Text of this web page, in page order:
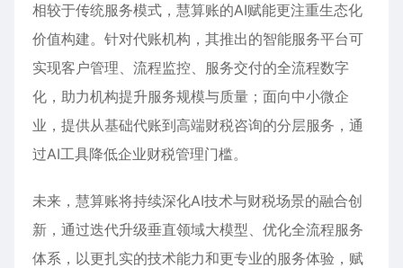
相较于传统服务模式，慧算账的AI赋能更注重生态化
价值构建。针对代账机构，其推出的智能服务平台可
实现客户管理、流程监控、服务交付的全流程数字
化，助力机构提升服务规模与质量；面向中小微企
业，提供从基础代账到高端财税咨询的分层服务，通
过AI工具降低企业财税管理门槛。
未来，慧算账将持续深化AI技术与财税场景的融合创
新，通过迭代升级垂直领域大模型、优化全流程服务
体系，以更扎实的技术能力和更专业的服务体验，赋